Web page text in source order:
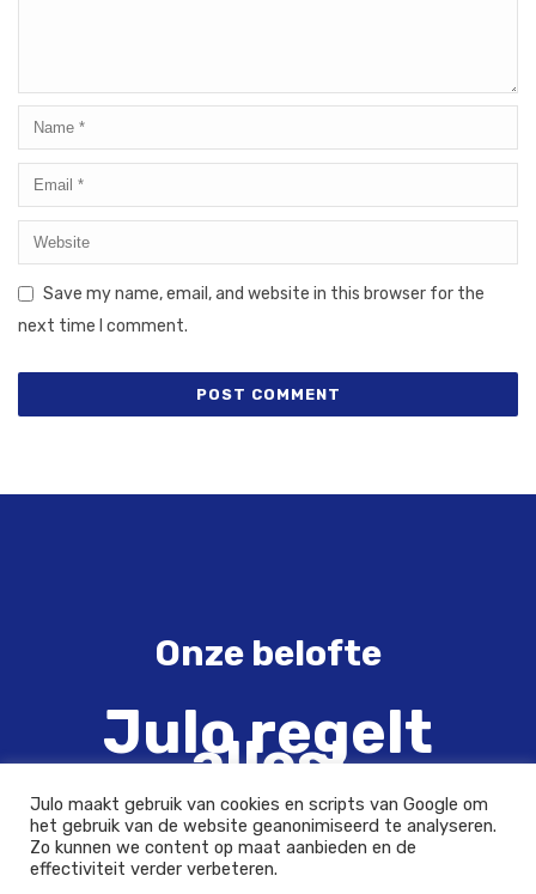
Save my name, email, and website in this browser for the
next time I comment.
Onze belofte
Julo regelt
alles!
Julo maakt gebruik van cookies en scripts van Google om
het gebruik van de website geanonimiseerd te analyseren.
Zo kunnen we content op maat aanbieden en de
effectiviteit verder verbeteren.